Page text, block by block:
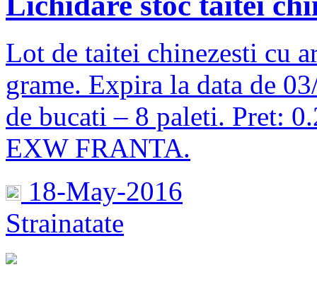
Lot de taitei chinezesti cu
grame. Expira la data de
de bucati – 8 paleti. Pret:
EXW FRANTA.
18-May-2016
Strainatate